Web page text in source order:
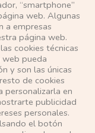
“smartphone”
web. Algunas
a empresas
página web.
cookies técnicas
web pueda
y son las únicas
de cookies
personalizarla en
publicidad
personales.
el botón